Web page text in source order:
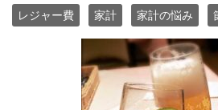
レジャー費 家計 家計の悩み